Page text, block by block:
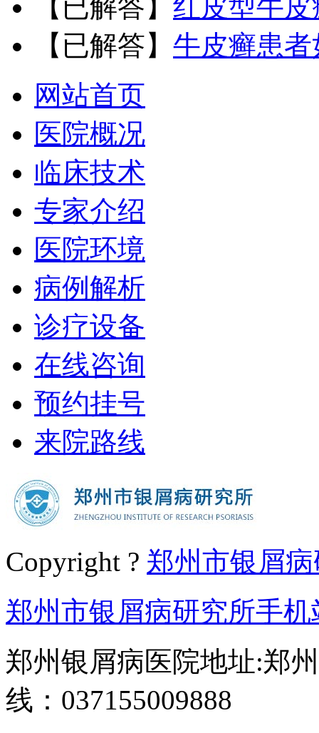
【已解答】 红皮型牛
【已解答】 牛皮癣患
网站首页
医院概况
临床技术
专家介绍
医院环境
病例解析
诊疗设备
在线咨询
预约挂号
来院路线
Copyright ? 郑州市银屑
郑州市银屑病研究所手机
郑州银屑病医院地址:郑
线：037155009888